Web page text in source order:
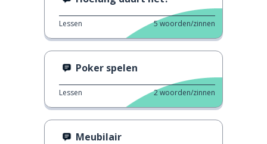
Lessen 5woorden/zinnen
Poker spelen
Lessen 2woorden/zinnen
Meubilair